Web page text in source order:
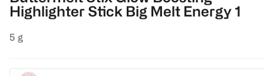
Highlighter Stick Big Melt Energy 1
5 g